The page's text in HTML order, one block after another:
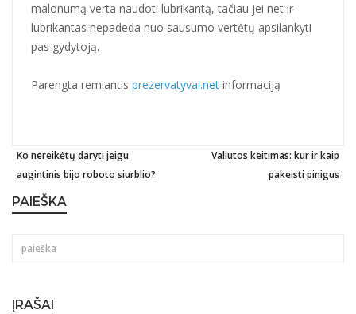
malonumą verta naudoti lubrikantą, tačiau jei net ir
lubrikantas nepadeda nuo sausumo vertėtų apsilankyti
pas gydytoją.
Parengta remiantis prezervatyvai.net informaciją
Post
navigation
Previous
post:
Ko nereikėtų daryti jeigu
augintinis bijo roboto siurblio?
Valiutos keitimas: kur ir kaip
pakeisti pinigus
PAIEŠKA
ĮRAŠAI